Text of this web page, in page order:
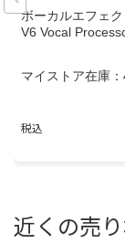
ボーカルエフェ
V6 Vocal
マイストア在庫：
税込
近くの売